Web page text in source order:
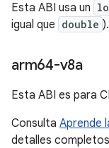
Esta ABI usa un
igual que double ).
arm64-v8a
Esta ABI es para
Consulta Aprende
detalles